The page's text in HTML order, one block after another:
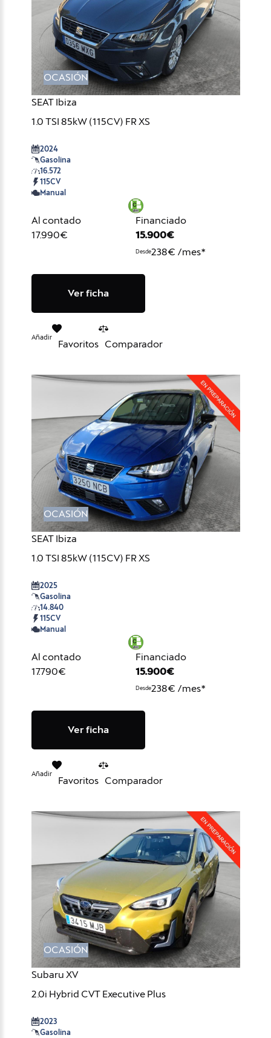
OCASIÓN
SEAT Ibiza
1.0 TSI 85kW (115CV) FR XS
2024
Gasolina
16.572
115CV
Manual
Al contado
17.990€
Financiado
15.900€
Desde238€ /mes*
Ver ficha
Añadir
Favoritos Comparador
OCASIÓN
SEAT Ibiza
1.0 TSI 85kW (115CV) FR XS
2025
Gasolina
14.840
115CV
Manual
Al contado
17.790€
Financiado
15.900€
Desde238€ /mes*
Ver ficha
Añadir
Favoritos Comparador
OCASIÓN
Subaru XV
2.0i Hybrid CVT Executive Plus
2023
Gasolina